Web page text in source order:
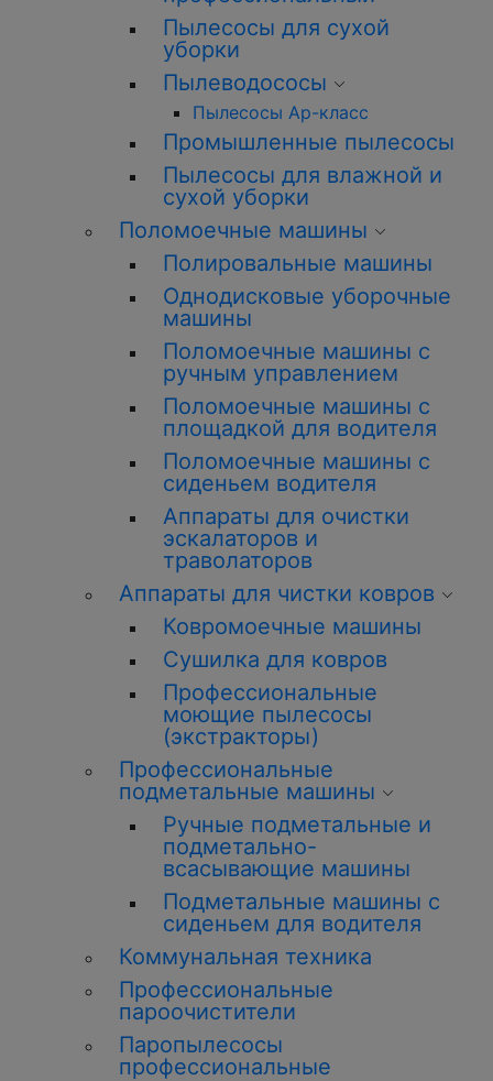
Пылесосы для сухой
уборки
Пылеводососы
Пылесосы Ар-класс
Промышленные пылесосы
Пылесосы для влажной и
сухой уборки
Поломоечные машины
Полировальные машины
Однодисковые уборочные
машины
Поломоечные машины с
ручным управлением
Поломоечные машины с
площадкой для водителя
Поломоечные машины с
сиденьем водителя
Аппараты для очистки
эскалаторов и
траволаторов
Аппараты для чистки ковров
Ковромоечные машины
Сушилка для ковров
Профессиональные
моющие пылесосы
(экстракторы)
Профессиональные
подметальные машины
Ручные подметальные и
подметально-
всасывающие машины
Подметальные машины с
сиденьем для водителя
Коммунальная техника
Профессиональные
пароочистители
Паропылесосы
профессиональные